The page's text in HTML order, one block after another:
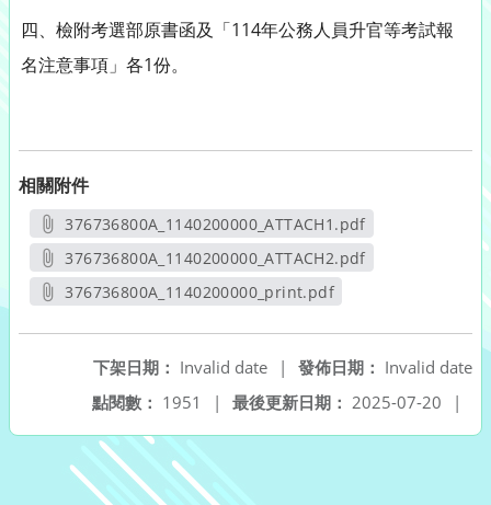
四、檢附考選部原書函及「114年公務人員升官等考試報
名注意事項」各1份。
相關附件
376736800A_1140200000_ATTACH1.pdf
另開新視窗
376736800A_1140200000_ATTACH2.pdf
另開新視窗
376736800A_1140200000_print.pdf
發佈日期： Invalid date
下架日期： Invalid date
|
最後更新日期： 2025-07-20 |
點閱數： 1951 |